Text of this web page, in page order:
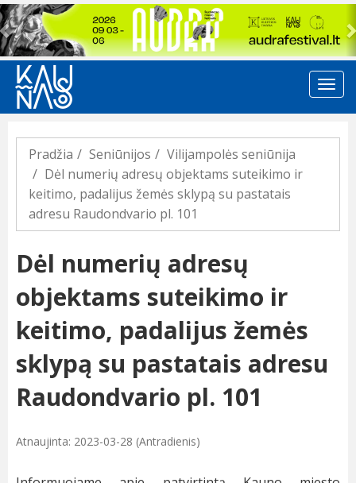
Previous
Pradžia Seniūnijos
Vilijampolės seniūnija
Dėl numerių adresų objektams suteikimo ir
keitimo, padalijus žemės sklypą su pastatais
adresu Raudondvario pl. 101
Dėl numerių adresų
objektams suteikimo ir
keitimo, padalijus žemės
sklypą su pastatais adresu
Raudondvario pl. 101
Atnaujinta: 2023-03-28 (Antradienis)